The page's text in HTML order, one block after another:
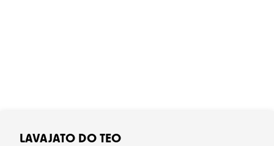
LAVAJATO DO TEO